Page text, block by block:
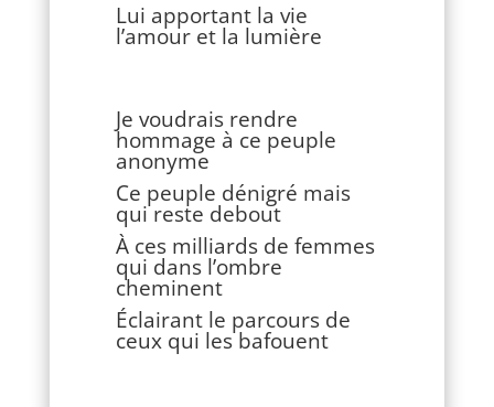
Lui apportant la vie
l’amour et la lumière
Je voudrais rendre
hommage à ce peuple
anonyme
Ce peuple dénigré mais
qui reste debout
À ces milliards de femmes
qui dans l’ombre
cheminent
Éclairant le parcours de
ceux qui les bafouent